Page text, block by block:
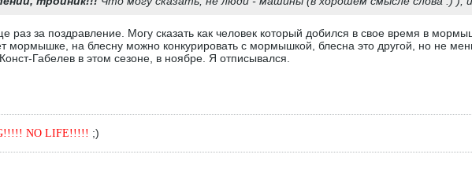
раз за поздравление. Могу сказать как человек который добился в свое время в
мормышке, на блесну можно конкурировать с мормышкой, блесна это другой, но не
Габелев в этом сезоне, в ноябре. Я отписывался.
NO LIFE!!!!! ;)